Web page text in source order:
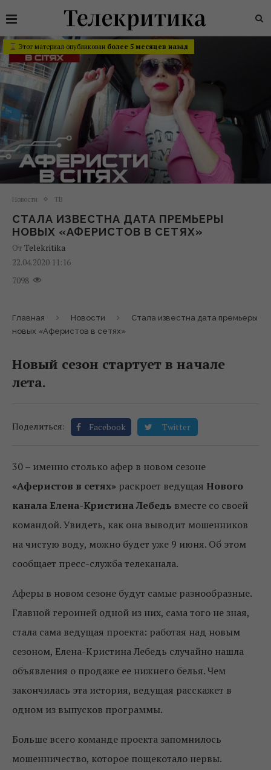
Этот материал опубликован более 5 месяцев назад
Новости ТВ
СТАЛА ИЗВЕСТНА ДАТА ПРЕМЬЕРЫ
НОВЫХ «АФЕРИСТОВ В СЕТЯХ»
От Telekritika
22.04.2020 11:16
7098
Главная Новости
Стала известна дата премьеры
новых «Аферистов в сетях»
Новый сезон стартует в начале
лета.
Поделиться: Facebook Twitter
30 – именно столько афер в новом сезоне
«Аферистов в сетях» раскроет ведущая Нового
канала Елена-Кристина Лебедь вместе со своей
командой. Увидеть, как она выводит мошенников
на чистую воду, можно будет уже 9 июня. Об этом
сообщает пресс-служба телеканала.
Аферы в новом сезоне будут самые разнообразные.
Главной героиней одной из них, сама того не зная,
стала сама ведущая проекта: работая над новым
сезоном, Елена-Кристина Лебедь случайно нашла
объявления о продаже ее нижнего белья. Чем
закончилась эта история, ведущая расскажет в
одном из выпусков программы.
Больше всего команде проекта запомнилось
мошенничество, которое пощекотало нервы.